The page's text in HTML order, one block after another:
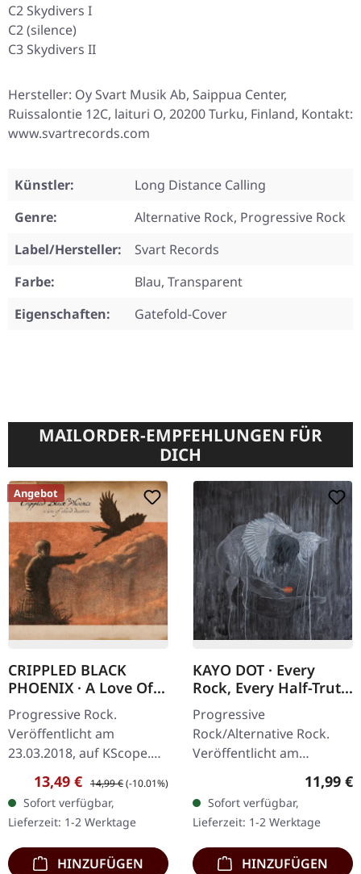
C2 Skydivers I
C2 (silence)
C3 Skydivers II
Hersteller: Oy Svart Musik Ab, Saippua Center,
Ruissalontie 12C, laituri O, 20200 Turku, Finland, Kontakt:
www.svartrecords.com
Künstler:
Long Distance Calling
Genre:
Alternative Rock, Progressive Rock
Label/Hersteller:
Svart Records
Farbe:
Blau, Transparent
Eigenschaften:
Gatefold-Cover
MAILORDER-EMPFEHLUNGEN FÜR
DICH
Angebot
CRIPPLED BLACK
PHOENIX · A Love Of
Shared Disasters |
DIGIPAK CD
Progressive Rock.
Veröffentlicht am
23.03.2018, auf KScope.
CD im DigiPak. Crippled
Black Phoenix liefern mit
„A Love Of Shared
Disasters" ein…
Verkaufspreis:
13,49 € Regulärer Preis:
14,99 €(-10.01%)
Sofort verfügbar,
Lieferzeit: 1-2 Werktage
HINZUFÜGEN
KAYO DOT · Every
Rock, Every Half-Truth
Under Reason |
DIGIPAK CD
Progressive
Rock/Alternative Rock.
Veröffentlicht am
01.08.2025, auf Prophecy
Productions. CD im 4-
seitigen Digipak mit 12-
seitigem Booklet. Kayo
Dot…
11,99 €
Sofort verfügbar,
Lieferzeit: 1-2 Werktage
HINZUFÜGEN